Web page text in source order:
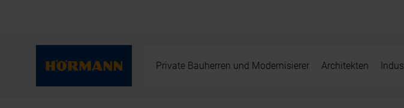
Private Bauherren und Modernisierer Architekten